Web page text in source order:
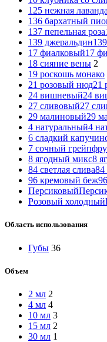
125 нежная лаванда
136 бархатный
137 пепельная роза
139 джеральдин
17 фиалковый17
18 сияние вены 2
19 роскошь монако
21 розовый нюд21
24 вишневый24
27 сливовый27
29 малиновый29
4 натуральный4
6 сладкий
7 сочный
8 ягодный микс8
84 светлая слива84
96 кремовый беж
Персиковый
Розовый холодный
Область использования
Губы 36
Объем
2 мл 2
4 мл 4
10 мл 3
15 мл 2
30 мл 1